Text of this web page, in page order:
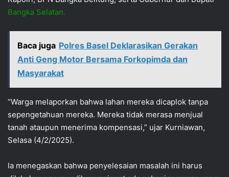
Bangka Selatan.
Baca juga Polres Basel Deklarasikan Gerakan
Anti Geng Motor Bersama Forkopimda dan
Masyarakat
“Warga melaporkan bahwa lahan mereka dicaplok tanpa
sepengetahuan mereka. Mereka tidak merasa menjual
tanah ataupun menerima kompensasi,” ujar Kurniawan,
Selasa (4/2/2025).
Ia menegaskan bahwa penyelesaian masalah ini harus